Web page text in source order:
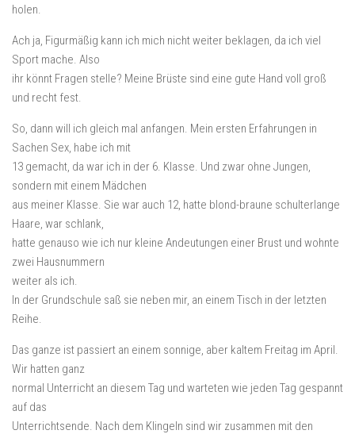
holen.
Ach ja, Figurmäßig kann ich mich nicht weiter beklagen, da ich viel
Sport mache. Also
ihr könnt Fragen stelle? Meine Brüste sind eine gute Hand voll groß
und recht fest.
So, dann will ich gleich mal anfangen. Mein ersten Erfahrungen in
Sachen Sex, habe ich mit
13 gemacht, da war ich in der 6. Klasse. Und zwar ohne Jungen,
sondern mit einem Mädchen
aus meiner Klasse. Sie war auch 12, hatte blond-braune schulterlange
Haare, war schlank,
hatte genauso wie ich nur kleine Andeutungen einer Brust und wohnte
zwei Hausnummern
weiter als ich.
In der Grundschule saß sie neben mir, an einem Tisch in der letzten
Reihe.
Das ganze ist passiert an einem sonnige, aber kaltem Freitag im April.
Wir hatten ganz
normal Unterricht an diesem Tag und warteten wie jeden Tag gespannt
auf das
Unterrichtsende. Nach dem Klingeln sind wir zusammen mit den